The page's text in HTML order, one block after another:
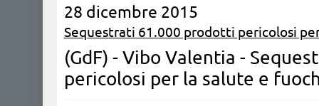
28 dicembre 2015
Sequestrati 61.000 prodotti pericolosi
(GdF) - Vibo Valentia -
pericolosi per la salute e